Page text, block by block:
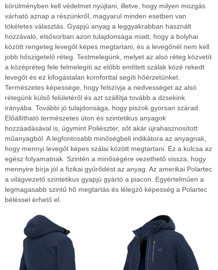
körülményben kell védelmet nyújtani, illetve, hogy milyen mozgás
várható aznap a részünkről, magyarul minden esetben van
tökéletes választás. Gyapjú anyag a leggyakrabban használt
hozzávaló, elsősorban azon tulajdonsága miatt, hogy a bolyhai
között rengeteg levegőt képes megtartani, és a levegőnél nem kell
jobb hőszigetelő réteg. Testmelegünk, melyet az alsó réteg közvetít
a középréteg fele felmelegíti az előbb említett szálak közé rekedt
levegőt és ez kifogástalan komforttal segíti hőérzetünket.
Természetes képessége, hogy felszívja a nedvességet az alsó
rétegünk külső felületéről és azt szállítja tovább a dzsekink
irányába. További jó tulajdonsága, hogy piszok gyorsan szárad.
Előállítható természetes úton és szintetikus anyagok
hozzáadásával is, úgymint Poliészter, sőt akár újrahasznosított
műanyagból. A legfontosabb minőségbeli indikátora az anyagnak,
hogy mennyi levegőt képes szálai között megtartani. Ez a kulcsa az
egész folyamatnak. Szintén a minőségére vezethető vissza, hogy
mennyire bírja jól a fizikai gyűrődést az anyag. Az amerikai Polartec
a világvezető szintetikus gyapjú gyártó a piacon. Egyértelműen a
legmagasabb szintű hő megtartás és lélegző képesség a Polartec
béléssel érhető el.